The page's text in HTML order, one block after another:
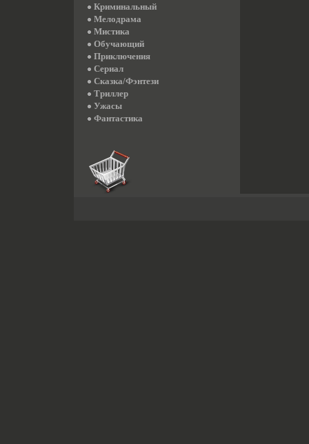
Криминальный
Мелодрама
Мистика
Обучающий
Приключения
Сериал
Сказка/Фэнтези
Триллер
Ужасы
Фантастика